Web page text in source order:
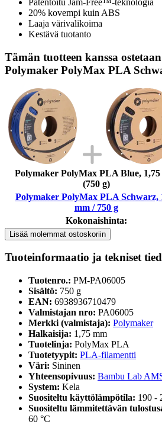
Patentoitu Jam-Free™-teknologia
20% kovempi kuin ABS
Laaja värivalikoima
Kestävä tuotanto
Tämän tuotteen kanssa
Polymaker PolyMax PLA
Polymaker PolyMax PLA Blue, 1,75
(750 g)
Polymaker PolyMax PLA Schwarz,
mm / 750 g
Kokonaishinta:
Lisää molemmat ostoskoriin
Tuoteinformaatio ja tekniset
Tuotenro.: PM-PA06005
Sisältö: 750 g
EAN: 6938936710479
Valmistajan nro: PA06005
Merkki (valmistaja): Polymaker
Halkaisija: 1,75 mm
Tuotelinja: PolyMax PLA
Tuotetyypit: PLA-filamentti
Väri: Sininen
Yhteensopivuus: Bambu Lab
System: Kela
Suositeltu käyttölämpötila: 190 -
Suositeltu lämmitettävän
60 °C